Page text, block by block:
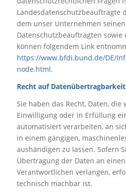
Landesdatenschutzbeauftragte
dem unser Unternehmen
Datenschutzbeauftragten sowie
können folgendem Link
https://www.bfdi.bund.de/DE/
node.html.
Recht auf Datenübertragbarkeit
Sie haben das Recht, Daten,
Einwilligung oder in Erfüllung
automatisiert verarbeiten, an
in einem gängigen,
aushändigen zu lassen. Sofern
Übertragung der Daten an
Verantwortlichen verlangen,
technisch machbar ist.